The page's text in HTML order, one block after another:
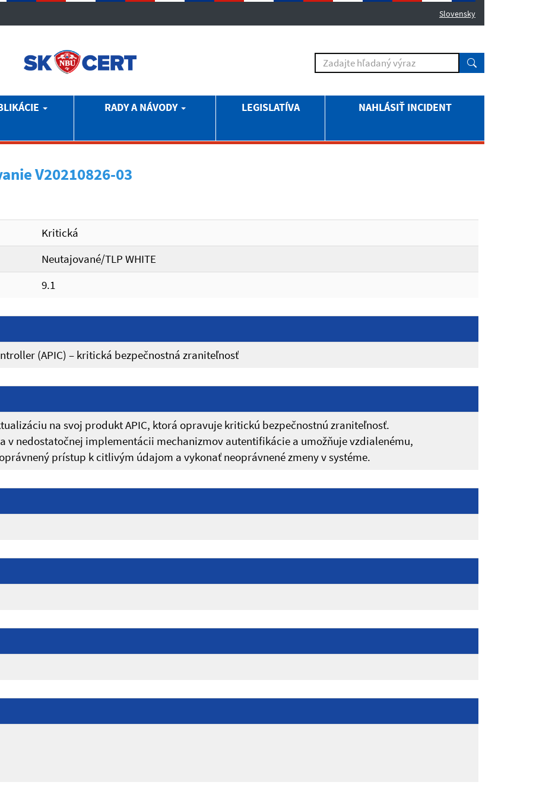
Slovensky
RADY A NÁVODY LEGISLATÍVA NAHLÁSIŤ INCIDENT
V20210826-03
Kritická
Neutajované/TLP WHITE
9.1
(APIC) – kritická bezpečnostná zraniteľnosť
na svoj produkt APIC, ktorá opravuje kritickú bezpečnostnú zraniteľnosť.
v nedostatočnej implementácii mechanizmov autentifikácie a umožňuje vzdialenému,
prístup k citlivým údajom a vykonať neoprávnené zmeny v systéme.